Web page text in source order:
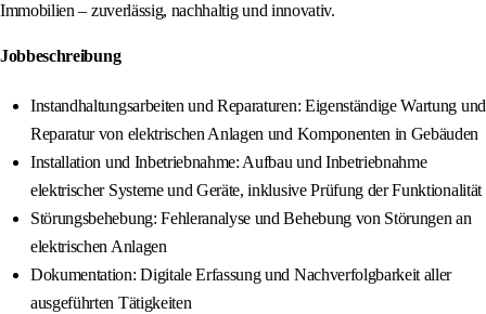
Immobilien – zuverlässig, nachhaltig und innovativ.
Jobbeschreibung
Instandhaltungsarbeiten und Reparaturen: Eigenständige Wartung und
Reparatur von elektrischen Anlagen und Komponenten in Gebäuden
Installation und Inbetriebnahme: Aufbau und Inbetriebnahme
elektrischer Systeme und Geräte, inklusive Prüfung der Funktionalität
Störungsbehebung: Fehleranalyse und Behebung von Störungen an
elektrischen Anlagen
Dokumentation: Digitale Erfassung und Nachverfolgbarkeit aller
ausgeführten Tätigkeiten